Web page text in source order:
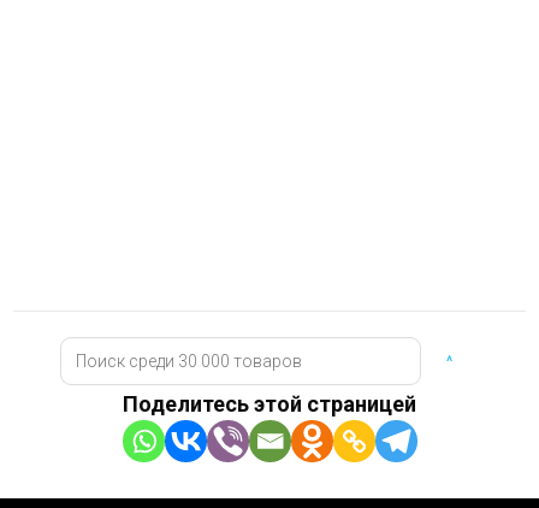
^
Поделитесь этой страницей